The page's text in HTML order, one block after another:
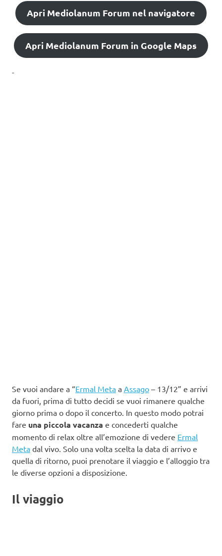
Apri Mediolanum Forum nel navigatore
Apri Mediolanum Forum in Google Maps
-
Se vuoi andare a “Ermal Meta a Assago – 13/12” e arrivi
da fuori, prima di tutto decidi se vuoi rimanere qualche
giorno prima o dopo il concerto. In questo modo potrai
fare una piccola vacanza e concederti qualche
momento di relax oltre all’emozione di vedere Ermal
Meta dal vivo. Solo una volta scelta la data di arrivo e
quella di ritorno, puoi prenotare il viaggio e l’alloggio tra
le diverse opzioni a disposizione.
Il viaggio